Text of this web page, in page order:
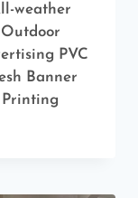
weather
Outdoor
PVC
Banner
Printing